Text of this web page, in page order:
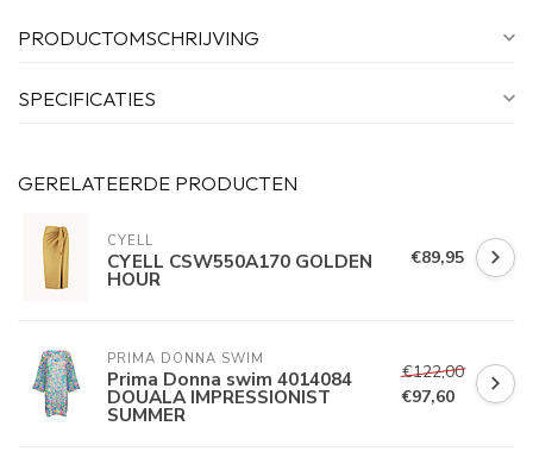
PRODUCTOMSCHRIJVING
SPECIFICATIES
GERELATEERDE PRODUCTEN
CYELL
CYELL CSW550A170 GOLDEN
HOUR
€89,95
PRIMA DONNA SWIM
Prima Donna swim 4014084
DOUALA IMPRESSIONIST
SUMMER
€122,00
€97,60